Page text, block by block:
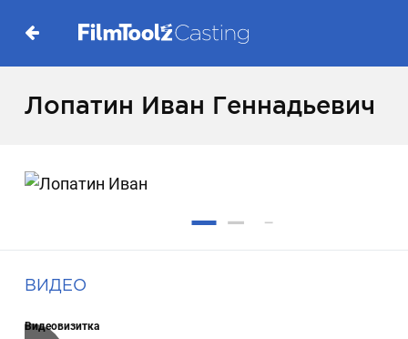
Лопатин Иван Геннадьевич
ВИДЕО
Видеовизитка